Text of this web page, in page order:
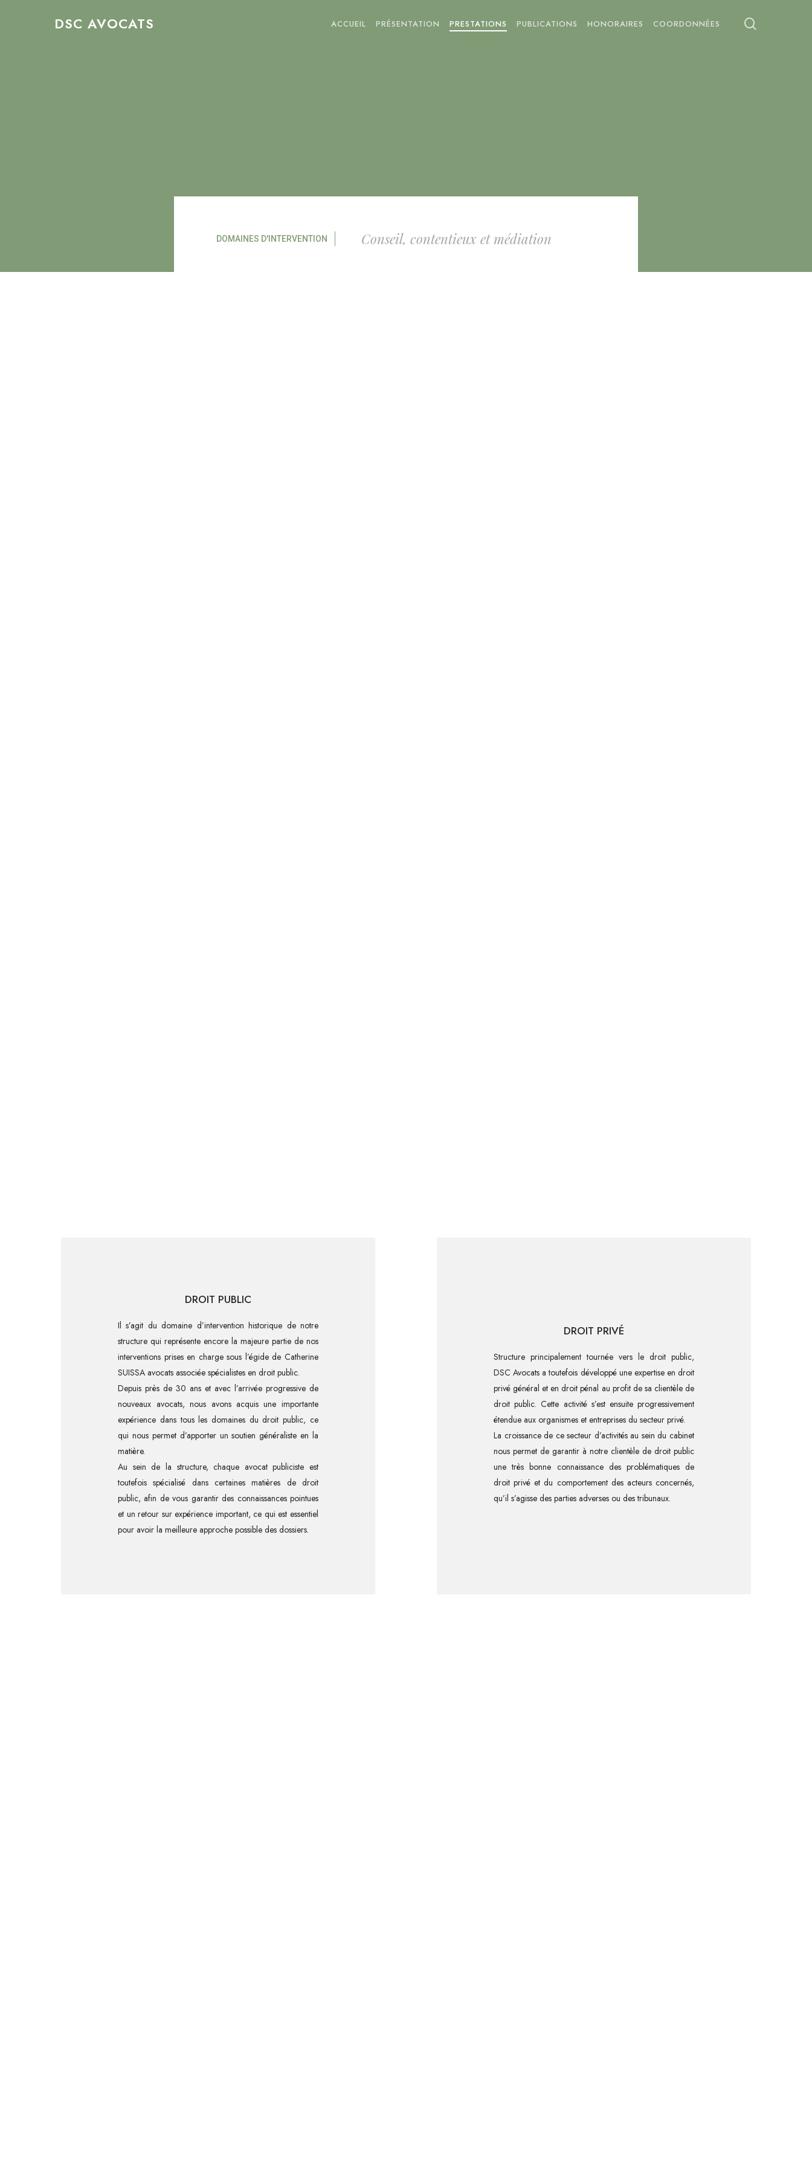
DSC AVOCATS ACCUEIL PRÉSENTATION PRESTATIONS PUBLICATIONS HONORAIRES COORDONNÉES
DOMAINES D'INTERVENTION Conseil, contentieux et médiation
DROIT PUBLIC
Il s’agit du domaine d’intervention historique de notre
structure qui représente encore la majeure partie de nos
interventions prises en charge sous l’égide de Catherine
SUISSA avocats associée spécialistes en droit public.
Depuis près de 30 ans et avec l’arrivée progressive de
nouveaux avocats, nous avons acquis une importante
expérience dans tous les domaines du droit public, ce
qui nous permet d’apporter un soutien généraliste en la
matière.
Au sein de la structure, chaque avocat publiciste est
toutefois spécialisé dans certaines matières de droit
public, afin de vous garantir des connaissances pointues
et un retour sur expérience important, ce qui est essentiel
pour avoir la meilleure approche possible des dossiers.
DROIT PRIVÉ
Structure principalement tournée vers le droit public,
DSC Avocats a toutefois développé une expertise en droit
privé général et en droit pénal au profit de sa clientèle de
droit public. Cette activité s’est ensuite progressivement
étendue aux organismes et entreprises du secteur privé.
La croissance de ce secteur d’activités au sein du cabinet
nous permet de garantir à notre clientèle de droit public
une très bonne connaissance des problématiques de
droit privé et du comportement des acteurs concernés,
qu’il s’agisse des parties adverses ou des tribunaux.